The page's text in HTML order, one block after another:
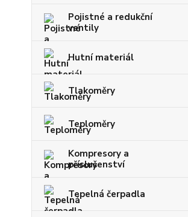
Pojistné a redukční
ventily
Hutní materiál
Tlakoměry
Teploměry
Kompresory a
příslušenství
Tepelná čerpadla